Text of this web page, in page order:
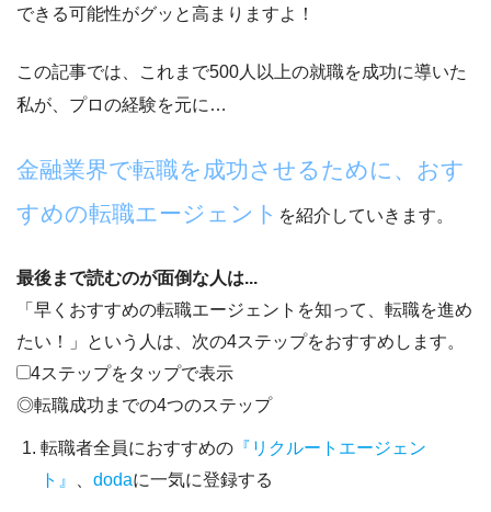
できる可能性がグッと高まりますよ！
この記事では、これまで500人以上の就職を成功に導いた
私が、プロの経験を元に…
金融業界で転職を成功させるために、おす
すめの転職エージェント を紹介していきます。
最後まで読むのが面倒な人は...
「早くおすすめの転職エージェントを知って、転職を進め
たい！」
という人は、次の4ステップをおすすめします。
4ステップをタップで表示
◎転職成功までの4つのステップ
転職者全員におすすめの 『リクルートエージェン
ト』
、dodaに一気に登録する